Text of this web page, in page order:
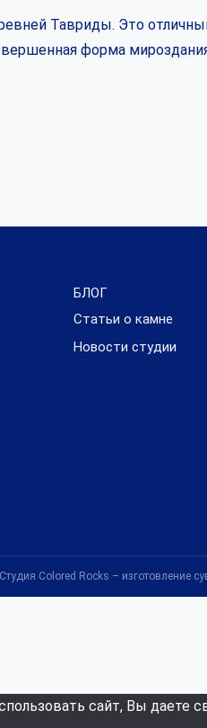
Тавриды. Это
форма
БЛОГ
Статьи о камне
Новости студии
Colored Rocks – изготовление
сайт, Вы даете